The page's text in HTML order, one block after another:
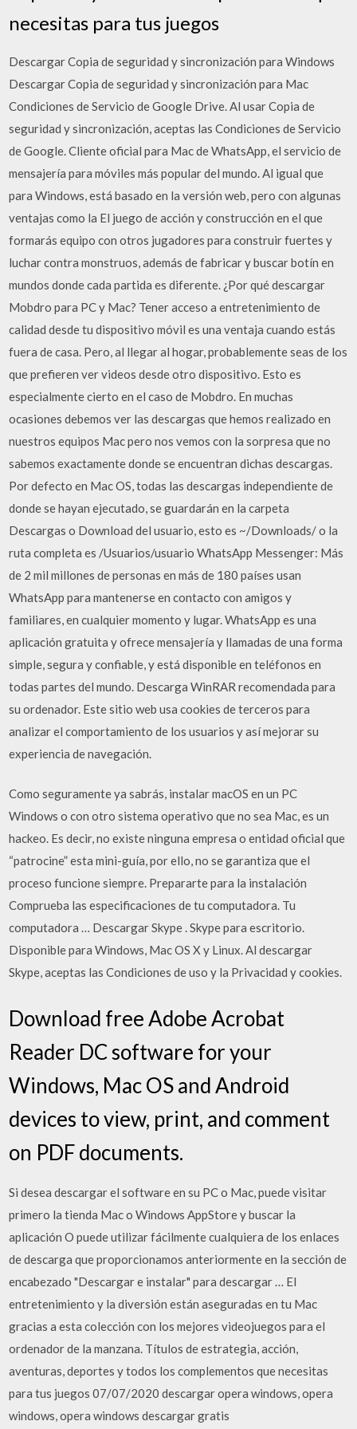
necesitas para tus juegos
Descargar Copia de seguridad y sincronización para Windows
Descargar Copia de seguridad y sincronización para Mac
Condiciones de Servicio de Google Drive. Al usar Copia de
seguridad y sincronización, aceptas las Condiciones de Servicio
de Google. Cliente oficial para Mac de WhatsApp, el servicio de
mensajería para móviles más popular del mundo. Al igual que
para Windows, está basado en la versión web, pero con algunas
ventajas como la El juego de acción y construcción en el que
formarás equipo con otros jugadores para construir fuertes y
luchar contra monstruos, además de fabricar y buscar botín en
mundos donde cada partida es diferente. ¿Por qué descargar
Mobdro para PC y Mac? Tener acceso a entretenimiento de
calidad desde tu dispositivo móvil es una ventaja cuando estás
fuera de casa. Pero, al llegar al hogar, probablemente seas de los
que prefieren ver videos desde otro dispositivo. Esto es
especialmente cierto en el caso de Mobdro. En muchas
ocasiones debemos ver las descargas que hemos realizado en
nuestros equipos Mac pero nos vemos con la sorpresa que no
sabemos exactamente donde se encuentran dichas descargas.
Por defecto en Mac OS, todas las descargas independiente de
donde se hayan ejecutado, se guardarán en la carpeta
Descargas o Download del usuario, esto es ~/Downloads/ o la
ruta completa es /Usuarios/usuario WhatsApp Messenger: Más
de 2 mil millones de personas en más de 180 países usan
WhatsApp para mantenerse en contacto con amigos y
familiares, en cualquier momento y lugar. WhatsApp es una
aplicación gratuita y ofrece mensajería y llamadas de una forma
simple, segura y confiable, y está disponible en teléfonos en
todas partes del mundo. Descarga WinRAR recomendada para
su ordenador. Este sitio web usa cookies de terceros para
analizar el comportamiento de los usuarios y así mejorar su
experiencia de navegación.
Como seguramente ya sabrás, instalar macOS en un PC
Windows o con otro sistema operativo que no sea Mac, es un
hackeo. Es decir, no existe ninguna empresa o entidad oficial que
“patrocine” esta mini-guía, por ello, no se garantiza que el
proceso funcione siempre. Prepararte para la instalación
Comprueba las especificaciones de tu computadora. Tu
computadora … Descargar Skype . Skype para escritorio.
Disponible para Windows, Mac OS X y Linux. Al descargar
Skype, aceptas las Condiciones de uso y la Privacidad y cookies.
Download free Adobe Acrobat
Reader DC software for your
Windows, Mac OS and Android
devices to view, print, and comment
on PDF documents.
Si desea descargar el software en su PC o Mac, puede visitar
primero la tienda Mac o Windows AppStore y buscar la
aplicación O puede utilizar fácilmente cualquiera de los enlaces
de descarga que proporcionamos anteriormente en la sección de
encabezado "Descargar e instalar" para descargar … El
entretenimiento y la diversión están aseguradas en tu Mac
gracias a esta colección con los mejores videojuegos para el
ordenador de la manzana. Títulos de estrategia, acción,
aventuras, deportes y todos los complementos que necesitas
para tus juegos 07/07/2020 descargar opera windows, opera
windows, opera windows descargar gratis